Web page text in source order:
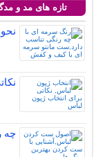
تازه های مد و
چه